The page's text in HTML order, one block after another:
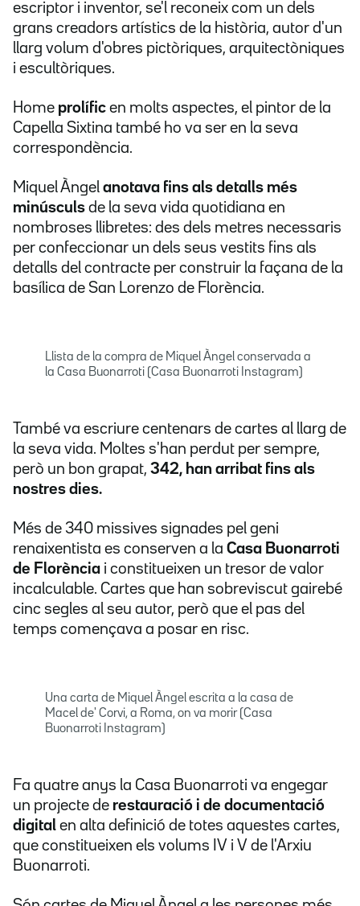
escriptor i inventor, se'l reconeix com un dels
grans creadors artístics de la història, autor d'un
llarg volum d'obres pictòriques, arquitectòniques
i escultòriques.
Home prolífic en molts aspectes, el pintor de la
Capella Sixtina també ho va ser en la seva
correspondència.
Miquel Àngel anotava fins als detalls més
minúsculs de la seva vida quotidiana en
nombroses llibretes: des dels metres necessaris
per confeccionar un dels seus vestits fins als
detalls del contracte per construir la façana de la
basílica de San Lorenzo de Florència.
Llista de la compra de Miquel Àngel conservada a
la Casa Buonarroti (Casa Buonarroti Instagram)
També va escriure centenars de cartes al llarg de
la seva vida. Moltes s'han perdut per sempre,
però un bon grapat, 342, han arribat fins als
nostres dies.
Més de 340 missives signades pel geni
renaixentista es conserven a la Casa Buonarroti
de Florència i constitueixen un tresor de valor
incalculable. Cartes que han sobreviscut gairebé
cinc segles al seu autor, però que el pas del
temps començava a posar en risc.
Una carta de Miquel Àngel escrita a la casa de
Macel de' Corvi, a Roma, on va morir (Casa
Buonarroti Instagram)
Fa quatre anys la Casa Buonarroti va engegar
un projecte de restauració i de documentació
digital en alta definició de totes aquestes cartes,
que constitueixen els volums IV i V de l'Arxiu
Buonarroti.